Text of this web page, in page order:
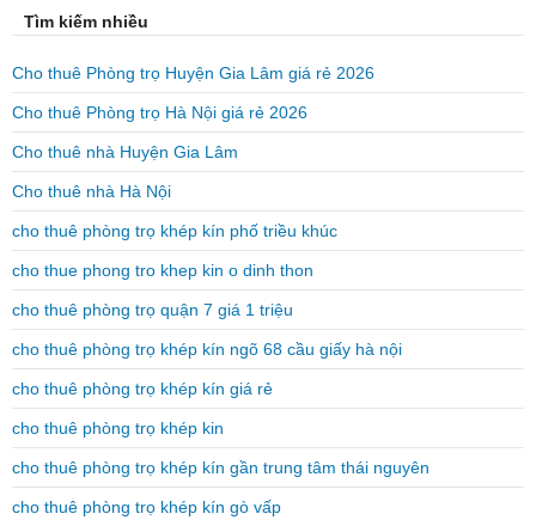
Tìm kiếm nhiều
Cho thuê Phòng trọ Huyện Gia Lâm giá rẻ 2026
Cho thuê Phòng trọ Hà Nội giá rẻ 2026
Cho thuê nhà Huyện Gia Lâm
Cho thuê nhà Hà Nội
cho thuê phòng trọ khép kín phố triều khúc
cho thue phong tro khep kin o dinh thon
cho thuê phòng trọ quận 7 giá 1 triệu
cho thuê phòng trọ khép kín ngõ 68 cầu giấy hà nội
cho thuê phòng trọ khép kín giá rẻ
cho thuê phòng trọ khép kin
cho thuê phòng trọ khép kín gần trung tâm thái nguyên
cho thuê phòng trọ khép kín gò vấp